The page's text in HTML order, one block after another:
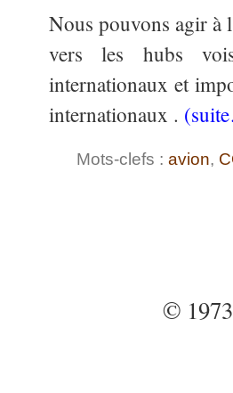
Nous pouvons agir à
vers les hubs
internationaux et
internationaux .
Mots-clefs : avion,
©